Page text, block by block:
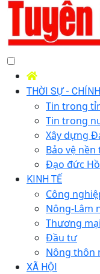
THỜI SỰ -
Tin trong
Tin trong
Xây dựng
Bảo vệ
Đạo đức
KINH TẾ
Công
Nông-Lâm
Thương
Đầu tư
Nông thôn
XÃ HỘI